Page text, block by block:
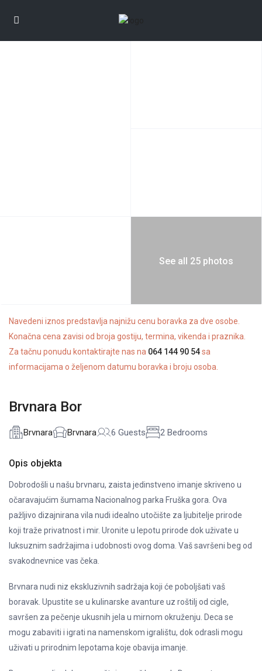
See all 25 photos
Navedeni iznos predstavlja najnižu cenu boravka za dve osobe.
Konačna cena zavisi od broja gostiju, termina, vikenda i praznika.
Za tačnu ponudu kontaktirajte nas na 064 144 90 54sa
informacijama o željenom datumu boravka i broju osoba.
Brvnara Bor
Brvnara Brvnara 6 Guests 2 Bedrooms
Opis objekta
Dobrodošli u našu brvnaru, zaista jedinstveno imanje skriveno u
očaravajućim šumama Nacionalnog parka Fruška gora. Ova
pažljivo dizajnirana vila nudi idealno utočište za ljubitelje prirode
koji traže privatnost i mir. Uronite u lepotu prirode dok uživate u
luksuznim sadržajima i udobnosti ovog doma. Vaš savršeni beg od
svakodnevnice vas čeka.
Brvnara nudi niz ekskluzivnih sadržaja koji će poboljšati vaš
boravak. Upustite se u kulinarske avanture uz roštilj od cigle,
savršen za pečenje ukusnih jela u mirnom okruženju. Deca se
mogu zabaviti i igrati na namenskom igralištu, dok odrasli mogu
uživati u prirodnim lepotama koje obavija imanje.